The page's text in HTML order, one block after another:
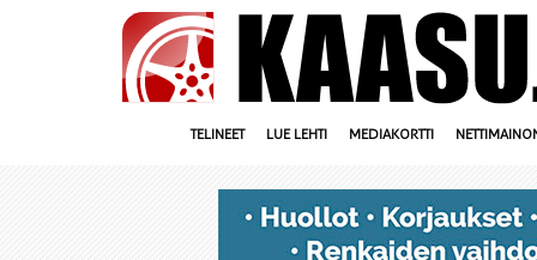
TELINEET LUE LEHTI MEDIAKORTTI